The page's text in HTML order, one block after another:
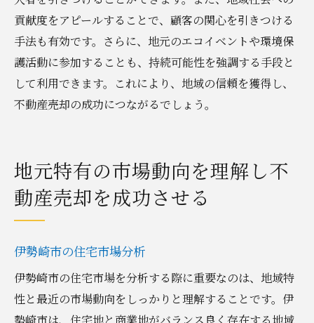
貢献度をアピールすることで、顧客の関心を引きつける
手法も有効です。さらに、地元のエコイベントや環境保
護活動に参加することも、持続可能性を強調する手段と
して利用できます。これにより、地域の信頼を獲得し、
不動産売却の成功につながるでしょう。
地元特有の市場動向を理解し不
動産売却を成功させる
伊勢崎市の住宅市場分析
伊勢崎市の住宅市場を分析する際に重要なのは、地域特
性と最近の市場動向をしっかりと理解することです。伊
勢崎市は、住宅地と商業地がバランス良く存在する地域